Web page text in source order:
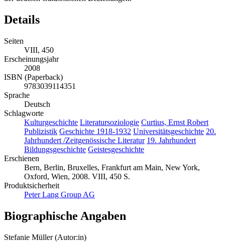
Details
Seiten
VIII, 450
Erscheinungsjahr
2008
ISBN (Paperback)
9783039114351
Sprache
Deutsch
Schlagworte
Kulturgeschichte Literatursoziologie Curtius, Ernst Robert
Publizistik Geschichte 1918-1932 Universitätsgeschichte 20.
Jahrhundert /Zeitgenössische Literatur 19. Jahrhundert
Bildungsgeschichte Geistesgeschichte
Erschienen
Bern, Berlin, Bruxelles, Frankfurt am Main, New York,
Oxford, Wien, 2008. VIII, 450 S.
Produktsicherheit
Peter Lang Group AG
Biographische Angaben
Stefanie Müller (Autor:in)